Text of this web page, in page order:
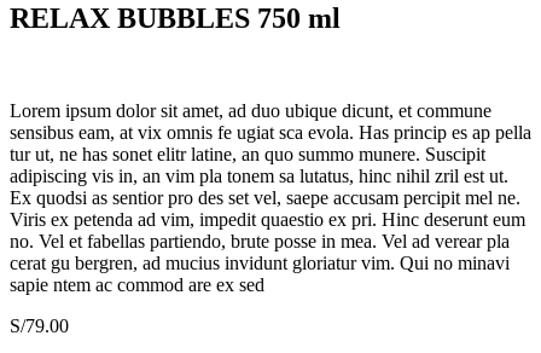
RELAX BUBBLES 750 ml
Lorem ipsum dolor sit amet, ad duo ubique dicunt, et commune
sensibus eam, at vix omnis fe ugiat sca evola. Has princip es ap pella
tur ut, ne has sonet elitr latine, an quo summo munere. Suscipit
adipiscing vis in, an vim pla tonem sa lutatus, hinc nihil zril est ut.
Ex quodsi as sentior pro des set vel, saepe accusam percipit mel ne.
Viris ex petenda ad vim, impedit quaestio ex pri. Hinc deserunt eum
no. Vel et fabellas partiendo, brute posse in mea. Vel ad verear pla
cerat gu bergren, ad mucius invidunt gloriatur vim. Qui no minavi
sapie ntem ac commod are ex sed
S/79.00